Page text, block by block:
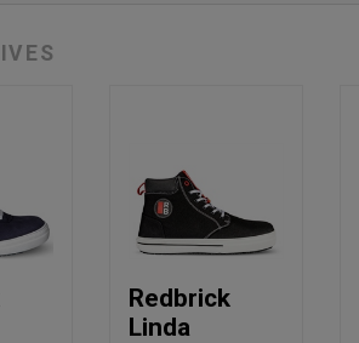
Redbrick
Linda